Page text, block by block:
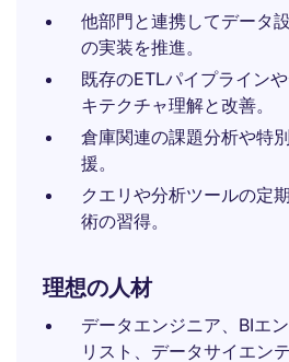
他部門と連携してデータ
の実装を推進。
既存のETLパイプライン
キテクチャ理解と改善。
倉庫関連の課題分析や特
援。
クエリや分析ツールの定
術の習得。
理想の人材
データエンジニア、BIエ
リスト、データサイエン